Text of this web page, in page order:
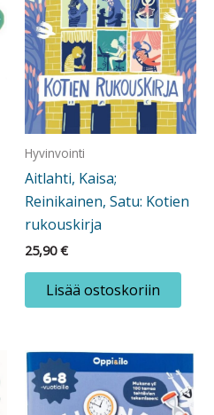
Hyvinvointi
Aitlahti, Kaisa;
Reinikainen, Satu: Kotien
rukouskirja
25,90€
Lisää ostoskoriin